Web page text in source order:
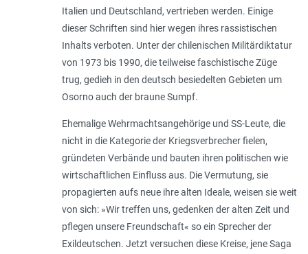
Italien und Deutschland, vertrieben werden. Einige
dieser Schriften sind hier wegen ihres rassistischen
Inhalts verboten. Unter der chilenischen Militärdiktatur
von 1973 bis 1990, die teilweise faschistische Züge
trug, gedieh in den deutsch besiedelten Gebieten um
Osorno auch der braune Sumpf.
Ehemalige Wehrmachtsangehörige und SS-Leute, die
nicht in die Kategorie der Kriegsverbrecher fielen,
gründeten Verbände und bauten ihren politischen wie
wirtschaftlichen Einfluss aus. Die Vermutung, sie
propagierten aufs neue ihre alten Ideale, weisen sie weit
von sich: »Wir treffen uns, gedenken der alten Zeit und
pflegen unsere Freundschaft« so ein Sprecher der
Exildeutschen. Jetzt versuchen diese Kreise, jene Saga